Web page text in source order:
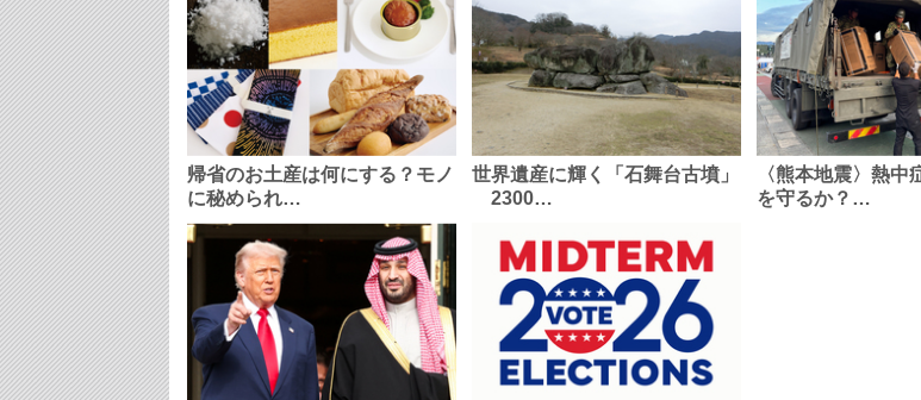
帰省のお土産は何にする？モノ
に秘められ…
世界遺産に輝く「石舞台古墳」
2300…
〈熊本地震〉熱中
を守るか？…